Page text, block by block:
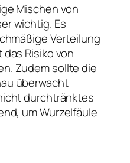
Mischen von
wichtig. Es
Verteilung
Risiko von
Zudem sollte die
überwacht
durchtränktes
um Wurzelfäule